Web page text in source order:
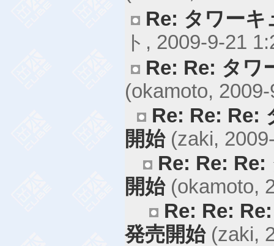
Re: タワーキ
ト, 2009-9-21
Re: Re: タワ
(okamoto,
Re: Re: Re:
開始(zaki,
Re: Re: Re:
開始(okamoto,
Re: Re:
発売開始(zaki,